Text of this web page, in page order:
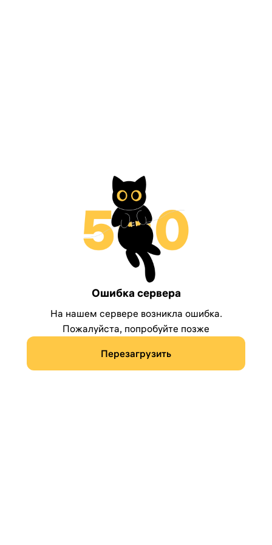
Ошибка сервера
На нашем сервере возникла ошибка.
Пожалуйста, попробуйте позже
Перезагрузить